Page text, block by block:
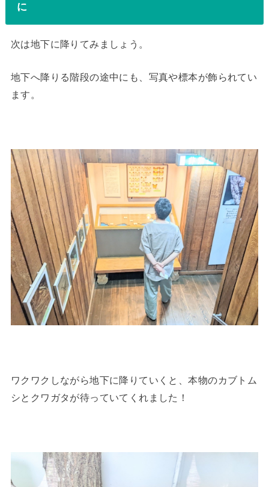
に
次は地下に降りてみましょう。
地下へ降りる階段の途中にも、写真や標本が飾られてい
ます。
ワクワクしながら地下に降りていくと、本物のカブトム
シとクワガタが待っていてくれました！